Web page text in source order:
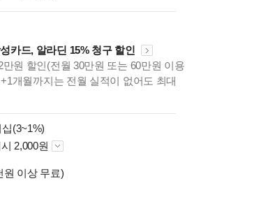
카드, 알라딘 15% 청구 할인
만원 할인(전월 30만원 또는 60만원 이용
개월까지는 전월 실적이 없어도 최대
십(3~1%)
2,000원
원 이상 무료)